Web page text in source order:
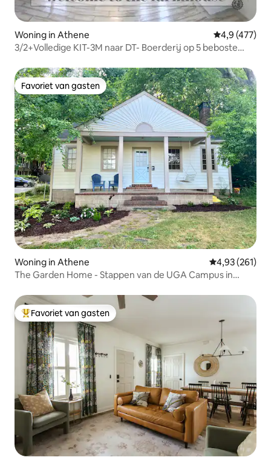
Woning in Athene Gemiddelde
4,9 (477)
3/2+Volledige KIT-3M naar DT- Boerderij op 5 beboste
Favoriet van gasten
Favoriet van gasten
Woning in Athene Gemiddelde
4,93 (261)
The Garden Home - Stappen van de UGA Campus in
Topfavoriet van gasten
Favoriet van gasten